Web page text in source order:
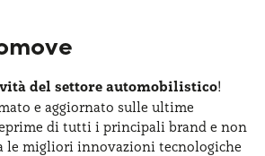
del settore automobilistico!
e aggiornato sulle ultime
di tutti i principali brand e non
le migliori innovazioni tecnologiche